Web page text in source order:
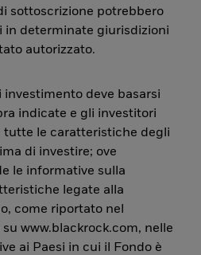
sottoscrizione potrebbero
in determinate giurisdizioni
autorizzato.
investimento deve basarsi
indicate e gli investitori
tutte le caratteristiche degli
di investire; ove
le informative sulla
legate alla
come riportato nel
www.blackrock.com, nelle
ai Paesi in cui il Fondo è